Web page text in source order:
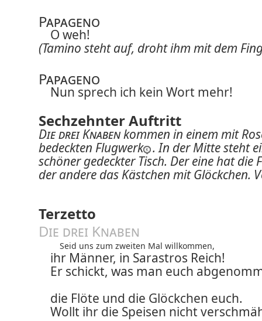
Papageno
O weh!
(Tamino steht auf, droht ihm mit dem
Papageno
Nun sprech ich kein Wort mehr!
Sechzehnter Auftritt
Die drei Knabenkommen in einem mit
bedeckten Flugwerk . In der Mitte steht
schöner gedeckter Tisch. Der eine hat die
der andere das Kästchen mit Glöckchen.
Terzetto
Die drei Knaben
Seid uns zum zweiten Mal willkommen,
ihr Männer, in Sarastros Reich!
Er schickt, was man euch
die Flöte und die Glöckchen euch.
Wollt ihr die Speisen nicht